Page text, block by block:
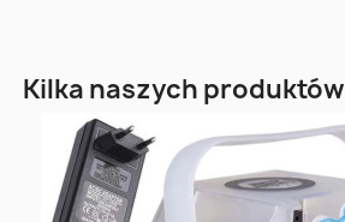
Kilka naszych produktów